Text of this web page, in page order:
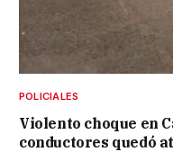
POLICIALES
Violento choque en
conductores quedó